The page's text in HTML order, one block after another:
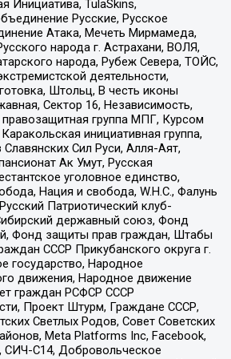
Инициатива, TulaSkins,
Русские, Русское
Атака, Мечеть Мирмамеда,
народа г. Астрахани, ВОЛЯ,
народа, Рубеж Севера, ТОЙС,
деятельности,
Штольц, В честь иконы
Сектор 16, Независимость,
группа МПГ, Курсом
инициативная группа,
Сил Руси, Алля-Аят,
Ак Умут, Русская
уголовное единство,
Нация и свобода, W.H.С., Фалунь
Патриотический клуб-
державный союз, Фонд
Фонд защиты прав граждан, Штабы
СССР Прикубанского округа г.
государство, Народное
движения, Народное движение
граждан РСФСР СССР
Проект Штурм, Граждане СССР,
Светлых Родов, Совет Советских
Meta Platforms Inc, Facebook,
СИЧ-С14, Добровольческое